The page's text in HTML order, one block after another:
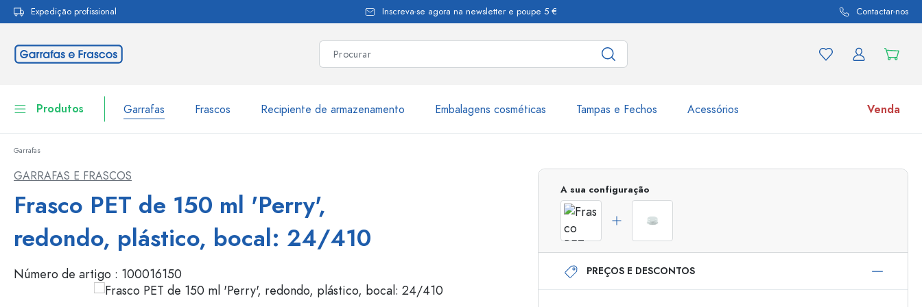
Saltar para a navegação principal
Expedição profissional Inscreva-se agora na newsletter e poupe 5 € Contactar-nos
Produtos Garrafas Frascos Recipiente de armazenamento Embalagens cosméticas Tampas e Fechos Acessórios Venda
Louça de mesa
Embalagens cosméticas
Garrafas por marca
Garrafas com tampa mecânica
Frascos de pulverização
Dispensadores Airless
Frascos com roll-on
Frascos
Garrafas
GARRAFAS E FRASCOS
Frasco PET de 150 ml 'Perry',
redondo, plástico, bocal: 24/410
Número de artigo : 100016150
A sua configuração
PREÇOS E DESCONTOS